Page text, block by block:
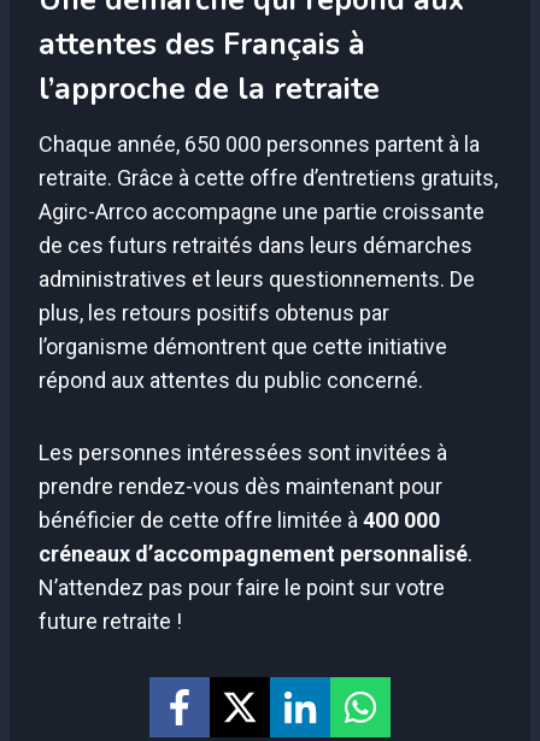
attentes des Français à
l’approche de la retraite
Chaque année, 650 000 personnes partent à la
retraite. Grâce à cette offre d’entretiens gratuits,
Agirc-Arrco accompagne une partie croissante
de ces futurs retraités dans leurs démarches
administratives et leurs questionnements. De
plus, les retours positifs obtenus par
l’organisme démontrent que cette initiative
répond aux attentes du public concerné.
Les personnes intéressées sont invitées à
prendre rendez-vous dès maintenant pour
bénéficier de cette offre limitée à 400 000
créneaux d’accompagnement personnalisé.
N’attendez pas pour faire le point sur votre
future retraite !